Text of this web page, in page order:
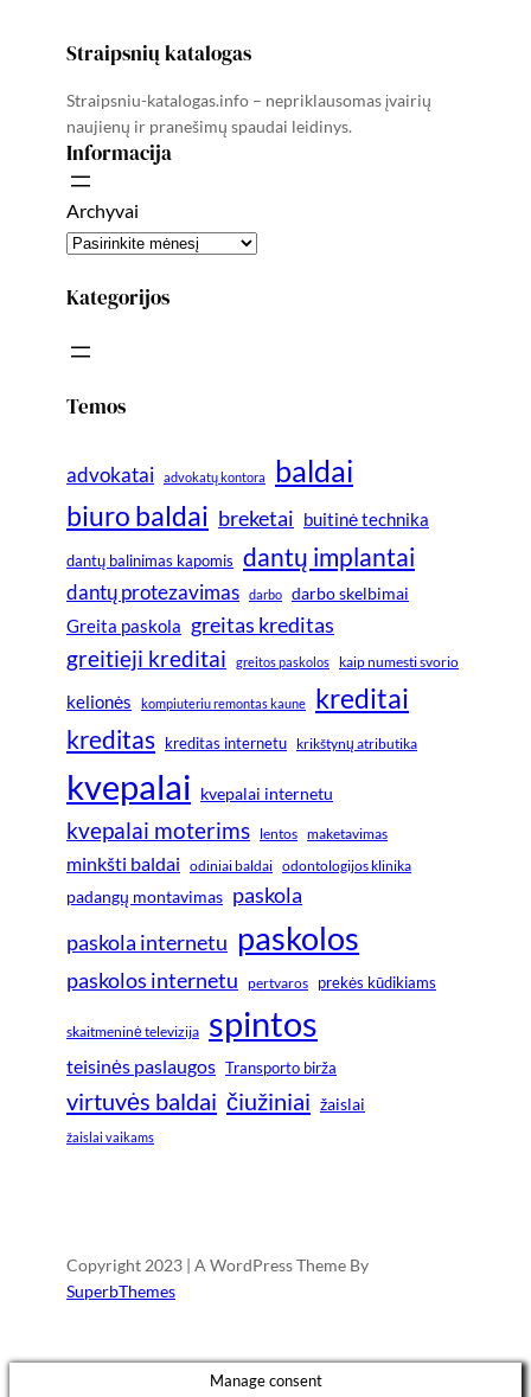
Straipsnių katalogas
Straipsniu-katalogas.info – nepriklausomas įvairių
naujienų ir pranešimų spaudai leidinys.
Informacija
Archyvai
Kategorijos
Temos
advokatai advokatų kontora baldai
biuro baldai breketai buitinė technika
dantų balinimas kapomis dantų implantai
dantų protezavimas darbo darbo skelbimai
Greita paskola greitas kreditas
greitieji kreditai greitos paskolos kaip numesti svorio
kelionės kompiuteriu remontas kaune kreditai
kreditas kreditas internetu krikštynų atributika
kvepalai kvepalai internetu
kvepalai moterims lentos maketavimas
minkšti baldai odiniai baldai odontologijos klinika
padangų montavimas paskola
paskola internetu paskolos
paskolos internetu pertvaros prekės kūdikiams
skaitmeninė televizija spintos
teisinės paslaugos Transporto birža
virtuvės baldai čiužiniai žaislai
žaislai vaikams
Copyright 2023 | A WordPress Theme By
SuperbThemes
Manage consent